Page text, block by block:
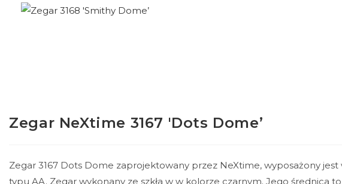
Zegar NeXtime 3167 'Dots Dome’
Zegar 3167 Dots Dome zaprojektowany przez NeXtime, wyposażony
typu AA. Zegar wykonany ze szkła w w kolorze czarnym. Jego średnica